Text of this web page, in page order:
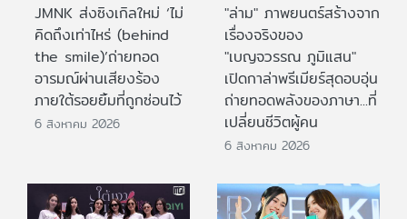
JMNK ส่งซิงเกิลใหม่ ‘ไม่
คิดถึงเท่าไหร่ (behind
the smile)’ถ่ายทอด
อารมณ์ผ่านเสียงร้อง
ภายใต้รอยยิ้มที่ถูกซ่อนไว้
6 สิงหาคม 2026
"ล่าม" ภาพยนตร์สร้างจาก
เรื่องจริงของ
"เบญจวรรณ ภูมิแสน"
เปิดกาล่าพรีเมียร์สุดอบอุ่น
ถ่ายทอดพลังของภาษา...ที่
เปลี่ยนชีวิตผู้คน
6 สิงหาคม 2026